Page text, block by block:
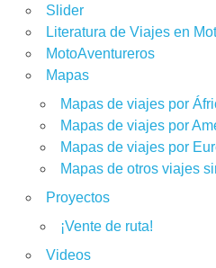
Slider
Literatura de Viajes en
MotoAventureros
Mapas
Mapas de viajes por
Mapas de viajes por
Mapas de viajes por
Mapas de otros viajes
Proyectos
¡Vente de ruta!
Videos